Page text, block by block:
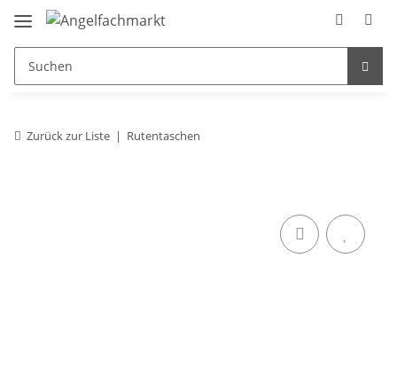
Zurück zur Liste Rutentaschen